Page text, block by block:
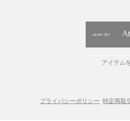
アイテム
プライバシーポリシー 特定商取